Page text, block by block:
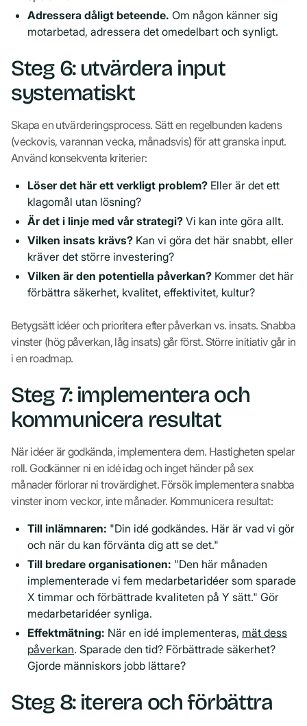
Adressera dåligt beteende. Om någon känner sig
motarbetad, adressera det omedelbart och synligt.
Steg 6: utvärdera input
systematiskt
Skapa en utvärderingsprocess. Sätt en regelbunden kadens
(veckovis, varannan vecka, månadsvis) för att granska input.
Använd konsekventa kriterier:
Löser det här ett verkligt problem? Eller är det ett
klagomål utan lösning?
Är det i linje med vår strategi? Vi kan inte göra allt.
Vilken insats krävs? Kan vi göra det här snabbt, eller
kräver det större investering?
Vilken är den potentiella påverkan? Kommer det här
förbättra säkerhet, kvalitet, effektivitet, kultur?
Betygsätt idéer och prioritera efter påverkan vs. insats. Snabba
vinster (hög påverkan, låg insats) går först. Större initiativ går in
i en roadmap.
Steg 7: implementera och
kommunicera resultat
När idéer är godkända, implementera dem. Hastigheten spelar
roll. Godkänner ni en idé idag och inget händer på sex
månader förlorar ni trovärdighet. Försök implementera snabba
vinster inom veckor, inte månader. Kommunicera resultat:
Till inlämnaren: "Din idé godkändes. Här är vad vi gör
och när du kan förvänta dig att se det."
Till bredare organisationen: "Den här månaden
implementerade vi fem medarbetaridéer som sparade
X timmar och förbättrade kvaliteten på Y sätt." Gör
medarbetaridéer synliga.
Effektmätning: När en idé implementeras, mät dess
påverkan. Sparade den tid? Förbättrade säkerhet?
Gjorde människors jobb lättare?
Steg 8: iterera och förbättra